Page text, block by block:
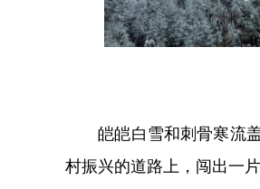
皑皑白雪和刺骨寒流盖
村振兴的道路上，闯出一片